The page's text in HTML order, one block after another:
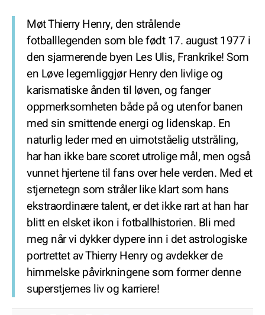
Møt Thierry Henry, den strålende
fotballlegenden som ble født 17. august 1977 i
den sjarmerende byen Les Ulis, Frankrike! Som
en Løve legemliggjør Henry den livlige og
karismatiske ånden til løven, og fanger
oppmerksomheten både på og utenfor banen
med sin smittende energi og lidenskap. En
naturlig leder med en uimotståelig utstråling,
har han ikke bare scoret utrolige mål, men også
vunnet hjertene til fans over hele verden. Med et
stjernetegn som stråler like klart som hans
ekstraordinære talent, er det ikke rart at han har
blitt en elsket ikon i fotballhistorien. Bli med
meg når vi dykker dypere inn i det astrologiske
portrettet av Thierry Henry og avdekker de
himmelske påvirkningene som former denne
superstjernes liv og karriere!